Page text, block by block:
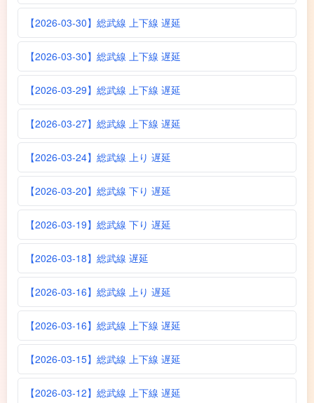
【2026-03-30】総武線 上下線 遅延
【2026-03-30】総武線 上下線 遅延
【2026-03-29】総武線 上下線 遅延
【2026-03-27】総武線 上下線 遅延
【2026-03-24】総武線 上り 遅延
【2026-03-20】総武線 下り 遅延
【2026-03-19】総武線 下り 遅延
【2026-03-18】総武線 遅延
【2026-03-16】総武線 上り 遅延
【2026-03-16】総武線 上下線 遅延
【2026-03-15】総武線 上下線 遅延
【2026-03-12】総武線 上下線 遅延